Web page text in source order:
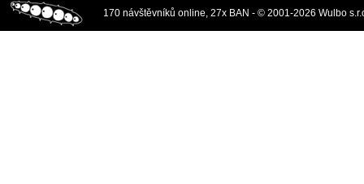
170 návštěvníků online, 27x BAN - © 2001-2026 Wulbo